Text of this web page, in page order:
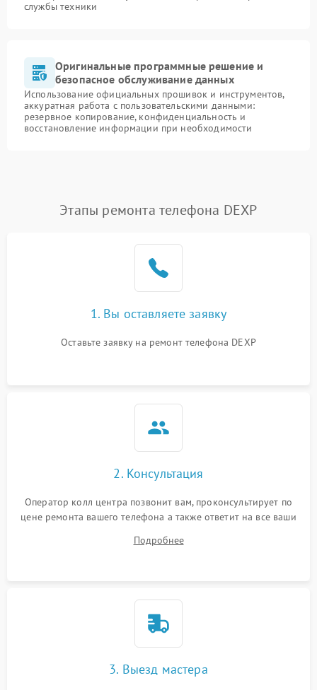
службы техники
Оригинальные программные решение и
безопасное обслуживание данных
Использование официальных прошивок и инструментов,
аккуратная работа с пользовательскими данными:
резервное копирование, конфиденциальность и
восстановление информации при необходимости
Этапы ремонта телефона DEXP
1. Вы оставляете заявку
Оставьте заявку на ремонт телефона DEXP
2. Консультация
Оператор колл центра позвонит вам, проконсультирует по
цене ремонта вашего телефона а также ответит на все ваши
Подробнее
3. Выезд мастера